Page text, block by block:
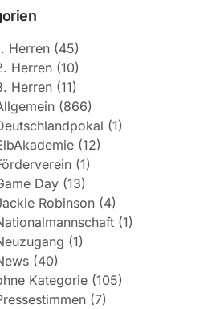
Herren (45)
Herren (10)
Herren (11)
(866)
(1)
(12)
(1)
Day (13)
Robinson (4)
(1)
(1)
(40)
Kategorie (105)
(7)